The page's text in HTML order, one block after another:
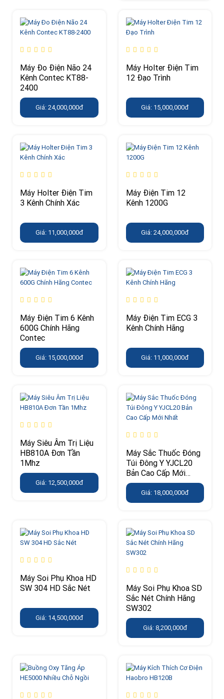
Máy Đo Điện Não 24
Kênh Contec KT88-
2400
Giá: 24,000,000đ
Máy Holter Điện Tim
12 Đạo Trình
Giá: 15,000,000đ
Máy Holter Điện Tim
3 Kênh Chính Xác
Giá: 11,000,000đ
Máy Điện Tim 12
Kênh 1200G
Giá: 24,000,000đ
Máy Điện Tim 6 Kênh
600G Chính Hãng
Contec
Giá: 15,000,000đ
Máy Điện Tim ECG 3
Kênh Chính Hãng
Giá: 11,000,000đ
Máy Siêu Âm Trị Liệu
HB810A Đơn Tần
1Mhz
Giá: 12,500,000đ
Máy Sắc Thuốc Đóng
Túi Đông Y YJCL20
Bản Cao Cấp Mới
Nhất
Giá: 18,000,000đ
Máy Soi Phụ Khoa HD
SW 304 HD Sắc Nét
Giá: 14,500,000đ
Máy Soi Phụ Khoa SD
Sắc Nét Chính Hãng
SW302
Giá: 8,200,000đ